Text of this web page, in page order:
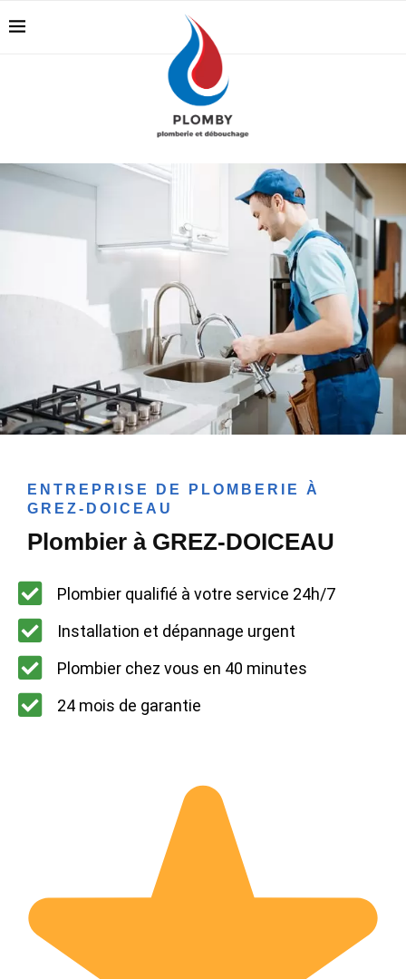
ENTREPRISE DE PLOMBERIE À
GREZ-DOICEAU
Plombier à GREZ-DOICEAU
Plombier qualifié à votre service 24h/7
Installation et dépannage urgent
Plombier chez vous en 40 minutes
24 mois de garantie